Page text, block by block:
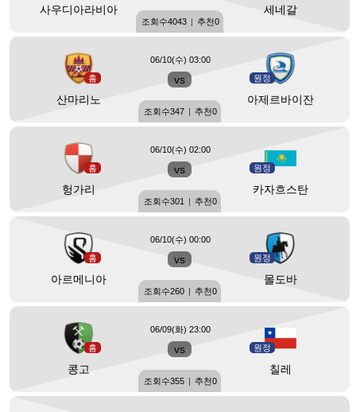
사우디아라비아 세네갈
조회수4043 | 추천0
홈
산마리노
vs 원정
아제르바이잔
06/10(수) 03:00
조회수347 | 추천0
홈
헝가리
vs 원정
카자흐스탄
06/10(수) 02:00
조회수301 | 추천0
홈
아르메니아
vs 원정
몰도바
06/10(수) 00:00
조회수260 | 추천0
홈
콩고
vs 원정
칠레
06/09(화) 23:00
조회수355 | 추천0